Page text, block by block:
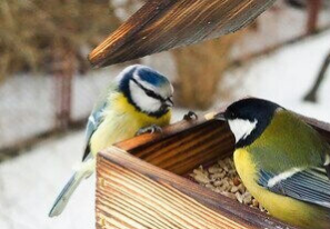
Zum Hauptinhalt springen
Erklärung zur Barrierefreiheit anzeigen